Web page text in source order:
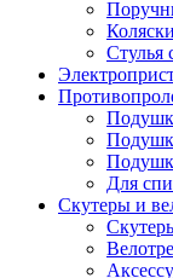
Стулья
Для
Скутеры и